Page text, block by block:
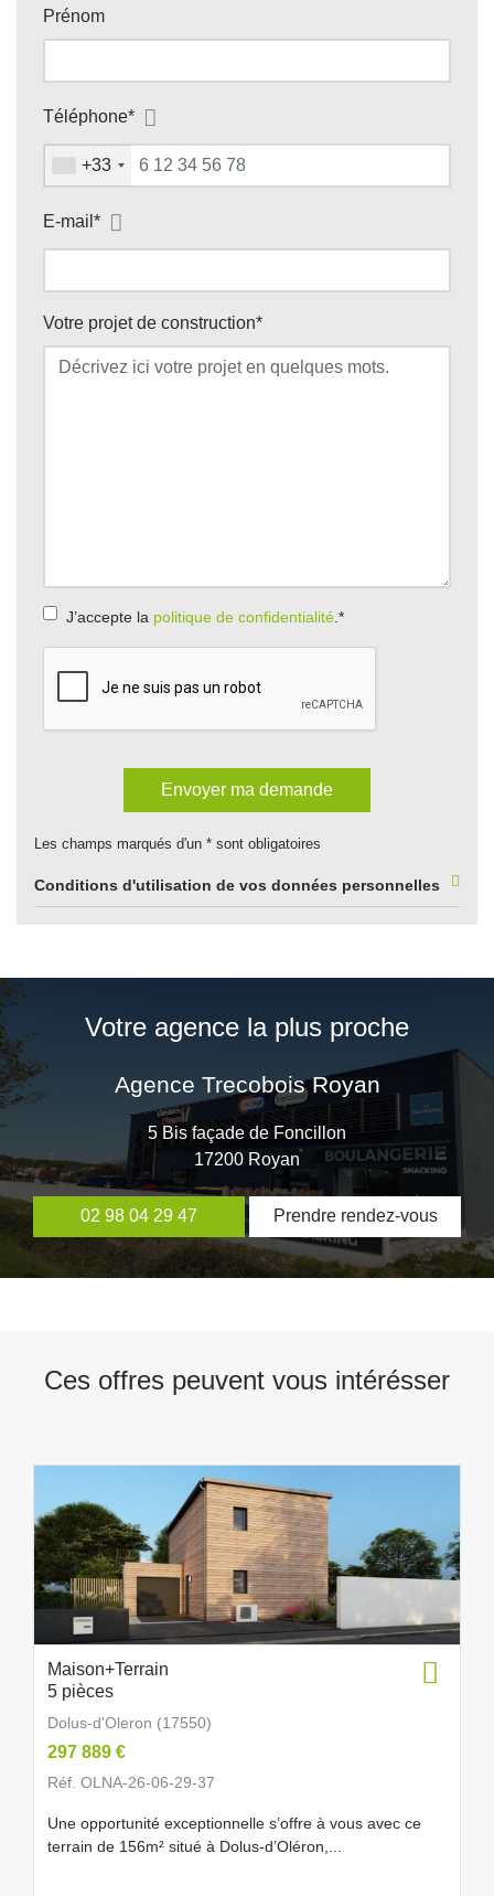
Prénom
Téléphone*
+33
E-mail *
Votre projet de construction*
J’accepte la politique de confidentialité *
Les champs marqués d'un * sont obligatoires
Conditions d'utilisation de vos données personnelles
Votre agence la plus proche
Agence Trecobois Royan
5 Bis façade de Foncillon
17200 Royan
02 98 04 29 47 Prendre rendez-vous
Ces offres peuvent vous intérésser
Maison+Terrain
5 pièces
Dolus-d'Oleron (17550)
297 889 €
Réf. OLNA-26-06-29-37
Une opportunité exceptionnelle s’offre à vous avec ce
terrain de 156m² situé à Dolus-d’Oléron,...